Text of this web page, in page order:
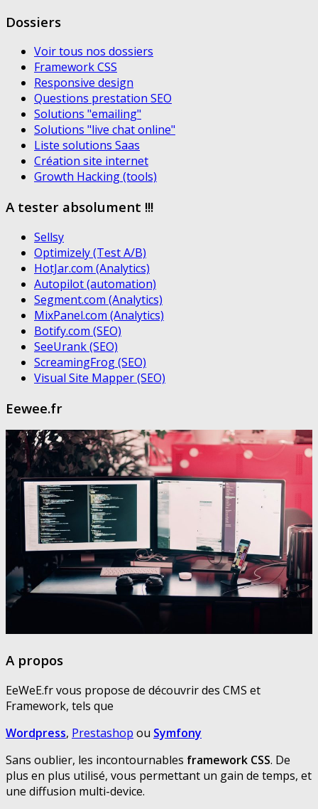
Dossiers
Voir tous nos dossiers
Framework CSS
Responsive design
Questions prestation SEO
Solutions "emailing"
Solutions "live chat online"
Liste solutions Saas
Création site internet
Growth Hacking (tools)
A tester absolument !!!
Sellsy
Optimizely (Test A/B)
HotJar.com (Analytics)
Autopilot (automation)
Segment.com (Analytics)
MixPanel.com (Analytics)
Botify.com (SEO)
SeeUrank (SEO)
ScreamingFrog (SEO)
Visual Site Mapper (SEO)
Eewee.fr
A propos
EeWeE.fr vous propose de découvrir des CMS et
Framework, tels que
Wordpress, Prestashop ou Symfony
Sans oublier, les incontournables framework CSS. De
plus en plus utilisé, vous permettant un gain de temps, et
une diffusion multi-device.